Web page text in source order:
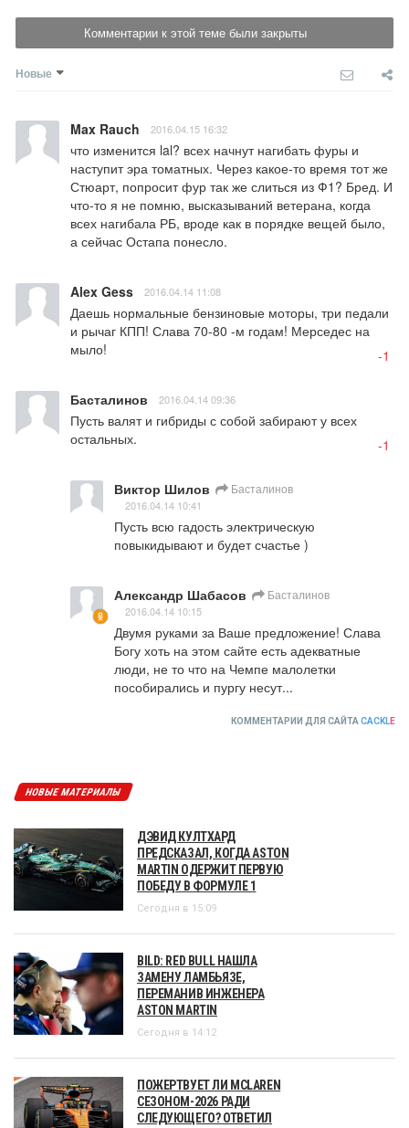
Комментарии к этой теме были закрыты
Новые
Max Rauch 2016.04.15 16:32
что изменится lal? всех начнут нагибать фуры и
наступит эра томатных. Через какое-то время тот же
Стюарт, попросит фур так же слиться из Ф1? Бред. И
что-то я не помню, высказываний ветерана, когда
всех нагибала РБ, вроде как в порядке вещей было,
а сейчас Остапа понесло.
Alex Gess 2016.04.14 11:08
Даешь нормальные бензиновые моторы, три педали
и рычаг КПП! Слава 70-80 -м годам! Мерседес на
мыло!
-1
Басталинов 2016.04.14 09:36
Пусть валят и гибриды с собой забирают у всех
остальных.
-1
Виктор Шилов Басталинов
2016.04.14 10:41
Пусть всю гадость электрическую
повыкидывают и будет счастье )
Александр Шабасов Басталинов
2016.04.14 10:15
Двумя руками за Ваше предложение! Слава
Богу хоть на этом сайте есть адекватные
люди, не то что на Чемпе малолетки
пособирались и пургу несут...
КОММЕНТАРИИ ДЛЯ САЙТА CACKLE
НОВЫЕ МАТЕРИАЛЫ
ДЭВИД КУЛТХАРД
ПРЕДСКАЗАЛ, КОГДА ASTON
MARTIN ОДЕРЖИТ ПЕРВУЮ
ПОБЕДУ В ФОРМУЛЕ 1
Сегодня в 15:09
BILD: RED BULL НАШЛА
ЗАМЕНУ ЛАМБЬЯЗЕ,
ПЕРЕМАНИВ ИНЖЕНЕРА
ASTON MARTIN
Сегодня в 14:12
ПОЖЕРТВУЕТ ЛИ MCLAREN
СЕЗОНОМ-2026 РАДИ
СЛЕДУЮЩЕГО? ОТВЕТИЛ